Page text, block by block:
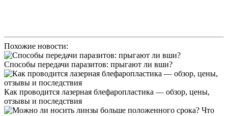
Похожие новости:
Способы передачи паразитов: прыгают ли вши?
Как проводится лазерная блефаропластика — обзор, цены,
отзывы и последствия